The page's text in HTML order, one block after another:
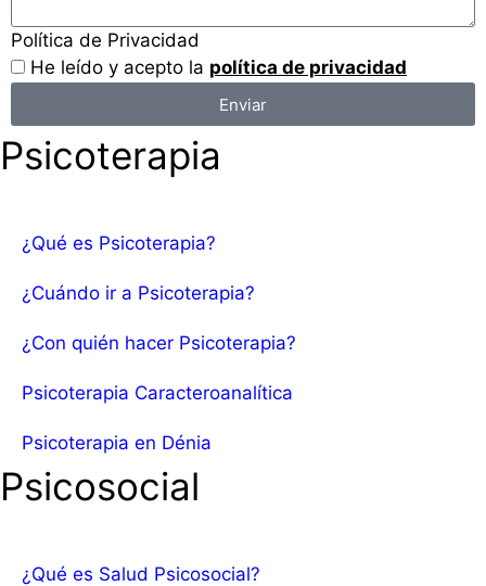
Política de Privacidad
He leído y acepto la política de privacidad
Enviar
Psicoterapia
¿Qué es Psicoterapia?
¿Cuándo ir a Psicoterapia?
¿Con quién hacer Psicoterapia?
Psicoterapia Caracteroanalítica
Psicoterapia en Dénia
Psicosocial
¿Qué es Salud Psicosocial?